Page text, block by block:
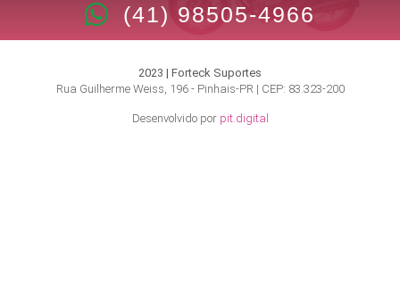
(41) 98505-4966
2023 | Forteck Suportes
Rua Guilherme Weiss, 196 - Pinhais-PR | CEP: 83.323-200
Desenvolvido por pit.digital